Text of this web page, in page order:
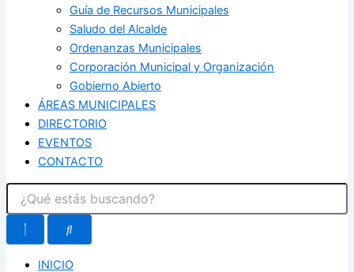
Guía de Recursos Municipales
Saludo del Alcalde
Ordenanzas Municipales
Corporación Municipal y Organización
Gobierno Abierto
ÁREAS MUNICIPALES
DIRECTORIO
EVENTOS
CONTACTO
INICIO